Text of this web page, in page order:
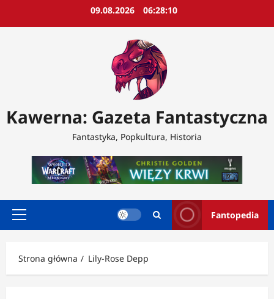
09.08.2026 06:28:11
Kawerna: Gazeta Fantastyczna
Fantastyka, Popkultura, Historia
Menu
Fantopedia
Strona główna Lily-Rose Depp